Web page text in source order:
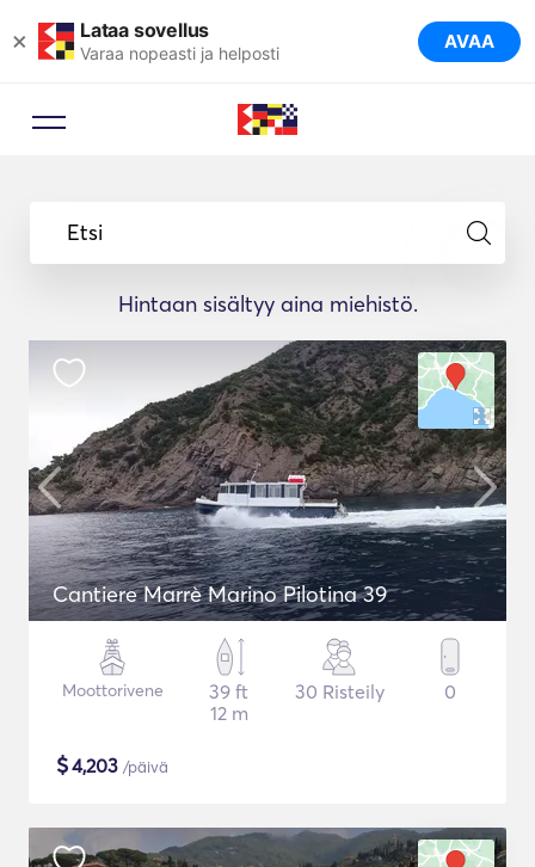
× Lataa sovellus
Varaa nopeasti ja helposti AVAA
Etsi
Hintaan sisältyy aina miehistö.
Cantiere Marrè Marino Pilotina 39
Moottorivene
39 ft
12 m
30 Risteily 0
$4,203 /päivä
Anna matka-asiantuntijan
ehdottaa ihanteellisia jahteja
matkallesi.